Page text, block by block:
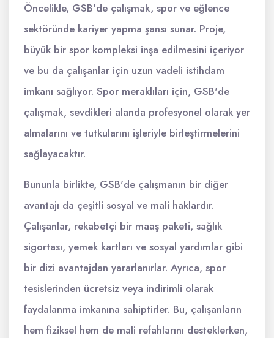
Öncelikle, GSB'de çalışmak, spor ve eğlence
sektöründe kariyer yapma şansı sunar. Proje,
büyük bir spor kompleksi inşa edilmesini içeriyor
ve bu da çalışanlar için uzun vadeli istihdam
imkanı sağlıyor. Spor meraklıları için, GSB'de
çalışmak, sevdikleri alanda profesyonel olarak yer
almalarını ve tutkularını işleriyle birleştirmelerini
sağlayacaktır.
Bununla birlikte, GSB'de çalışmanın bir diğer
avantajı da çeşitli sosyal ve mali haklardır.
Çalışanlar, rekabetçi bir maaş paketi, sağlık
sigortası, yemek kartları ve sosyal yardımlar gibi
bir dizi avantajdan yararlanırlar. Ayrıca, spor
tesislerinden ücretsiz veya indirimli olarak
faydalanma imkanına sahiptirler. Bu, çalışanların
hem fiziksel hem de mali refahlarını desteklerken,